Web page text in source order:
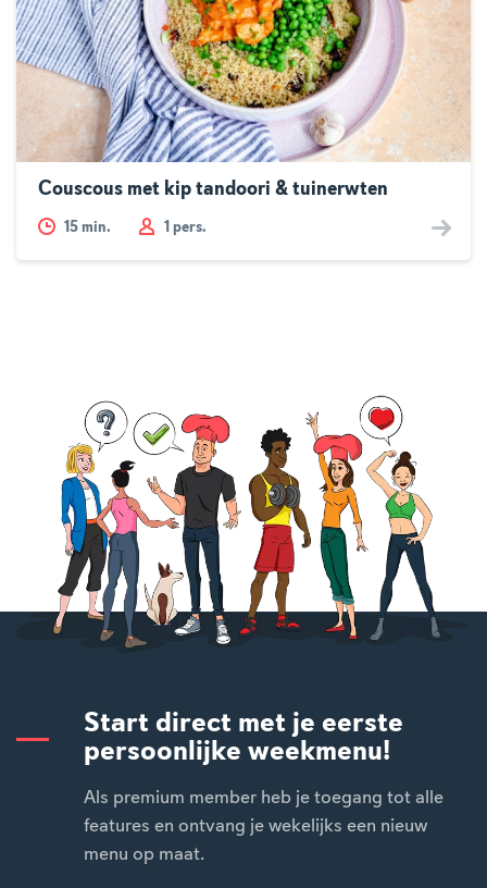
Couscous met kip tandoori & tuinerwten
15 min. 1 pers.
Start direct met je eerste
persoonlijke weekmenu!
Als premium member heb je toegang tot alle
features en ontvang je wekelijks een nieuw
menu op maat.